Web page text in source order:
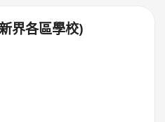
界各區學校)